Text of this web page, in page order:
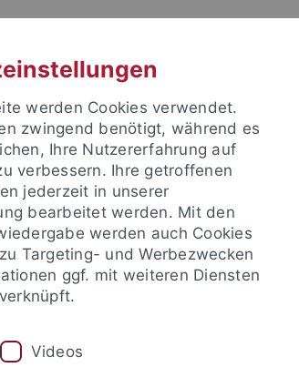
EINRICHTUNGEN
werden Cookies verwendet.
zwingend benötigt, während es
Ihre Nutzererfahrung auf
verbessern. Ihre getroffenen
jederzeit in unserer
bearbeitet werden. Mit den
werden auch Cookies
Targeting- und Werbezwecken
ggf. mit weiteren Diensten
Videos